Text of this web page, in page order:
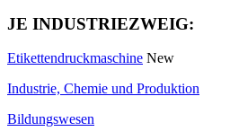
JE INDUSTRIEZWEIG:
Etikettendruckmaschine New
Industrie, Chemie und Produktion
Bildungswesen